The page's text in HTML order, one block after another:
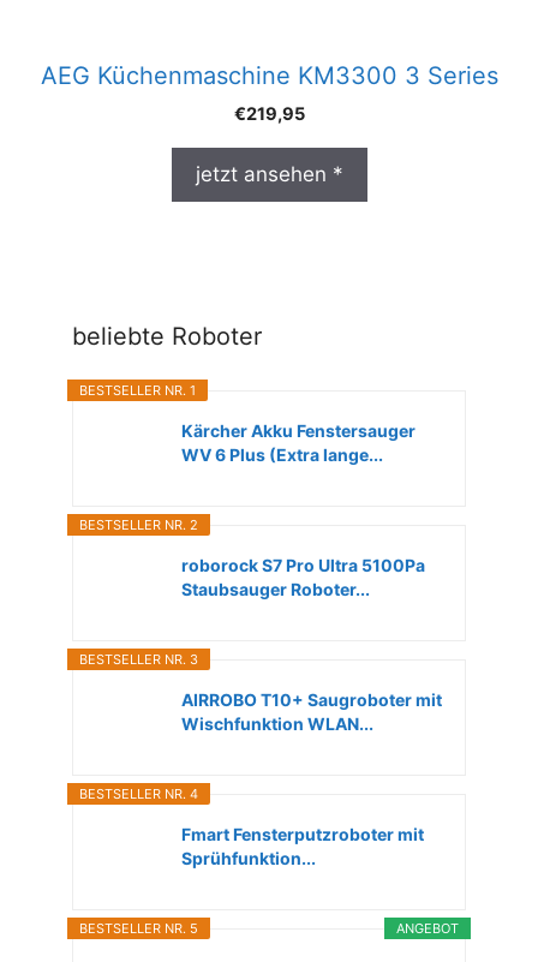
AEG Küchenmaschine KM3300 3 Series
€219,95
jetzt ansehen *
beliebte Roboter
BESTSELLER NR. 1
Kärcher Akku Fenstersauger
WV 6 Plus (Extra lange...
BESTSELLER NR. 2
roborock S7 Pro Ultra 5100Pa
Staubsauger Roboter...
BESTSELLER NR. 3
AIRROBO T10+ Saugroboter mit
Wischfunktion WLAN...
BESTSELLER NR. 4
Fmart Fensterputzroboter mit
Sprühfunktion...
ANGEBOT
BESTSELLER NR. 5